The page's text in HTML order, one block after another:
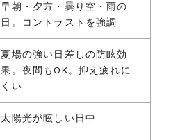
早朝・夕方・曇り空・雨の
日。コントラストを強調
夏場の強い日差しの防眩効
果。夜間もOK。抑え疲れに
くい
太陽光が眩しい日中